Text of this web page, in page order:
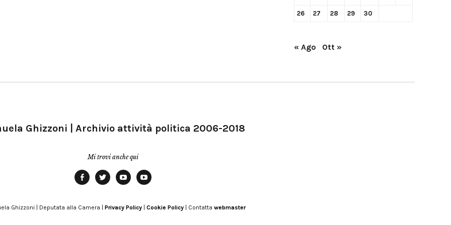
26 27 28 29 30
« Ago Ott »
Ghizzoni | Archivio attività politica 2006-2018
Mi trovi anche qui
Modena
Ghizzoni | Deputata alla Camera | Privacy Policy Cookie Policy | Contatta webmaster